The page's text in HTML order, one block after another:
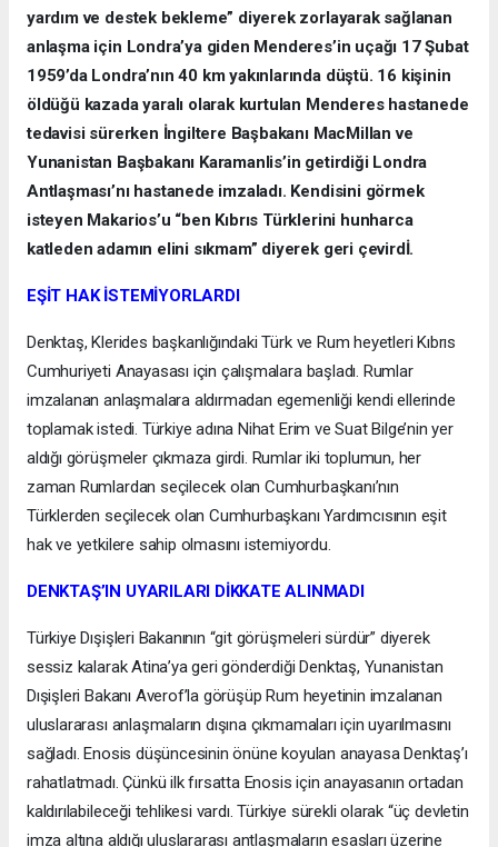
yardım ve destek bekleme” diyerek zorlayarak sağlanan
anlaşma için Londra’ya giden Menderes’in uçağı 17 Şubat
1959’da Londra’nın 40 km yakınlarında düştü. 16 kişinin
öldüğü kazada yaralı olarak kurtulan Menderes hastanede
tedavisi sürerken İngiltere Başbakanı MacMillan ve
Yunanistan Başbakanı Karamanlis’in getirdiği Londra
Antlaşması’nı hastanede imzaladı. Kendisini görmek
isteyen Makarios’u “ben Kıbrıs Türklerini hunharca
katleden adamın elini sıkmam” diyerek geri çevirdİ.
EŞİT HAK İSTEMİYORLARDI
Denktaş, Klerides başkanlığındaki Türk ve Rum heyetleri Kıbrıs
Cumhuriyeti Anayasası için çalışmalara başladı. Rumlar
imzalanan anlaşmalara aldırmadan egemenliği kendi ellerinde
toplamak istedi. Türkiye adına Nihat Erim ve Suat Bilge’nin yer
aldığı görüşmeler çıkmaza girdi. Rumlar iki toplumun, her
zaman Rumlardan seçilecek olan Cumhurbaşkanı’nın
Türklerden seçilecek olan Cumhurbaşkanı Yardımcısının eşit
hak ve yetkilere sahip olmasını istemiyordu.
DENKTAŞ’IN UYARILARI DİKKATE ALINMADI
Türkiye Dışişleri Bakanının “git görüşmeleri sürdür” diyerek
sessiz kalarak Atina’ya geri gönderdiği Denktaş, Yunanistan
Dışişleri Bakanı Averof’la görüşüp Rum heyetinin imzalanan
uluslararası anlaşmaların dışına çıkmamaları için uyarılmasını
sağladı. Enosis düşüncesinin önüne koyulan anayasa Denktaş’ı
rahatlatmadı. Çünkü ilk fırsatta Enosis için anayasanın ortadan
kaldırılabileceği tehlikesi vardı. Türkiye sürekli olarak “üç devletin
imza altına aldığı uluslararası antlaşmaların esasları üzerine